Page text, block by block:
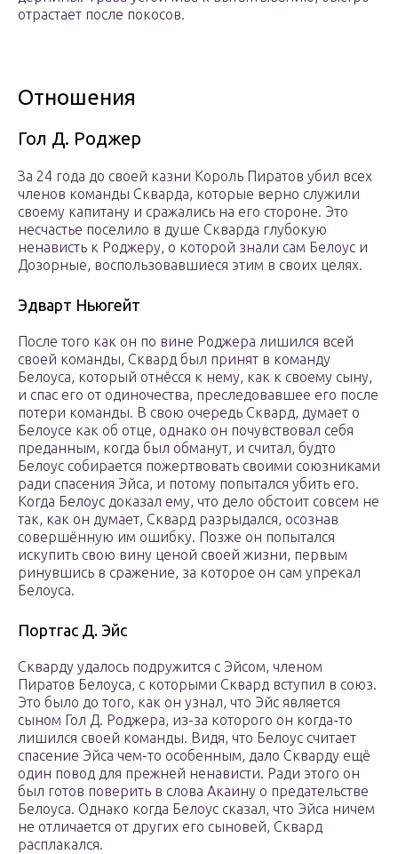
отрастает после покосов.
Отношения
Гол Д. Роджер
За 24 года до своей казни Король Пиратов убил всех
членов команды Скварда, которые верно служили
своему капитану и сражались на его стороне. Это
несчастье поселило в душе Скварда глубокую
ненависть к Роджеру, о которой знали сам Белоус и
Дозорные, воспользовавшиеся этим в своих целях.
Эдварт Ньюгейт
После того как он по вине Роджера лишился всей
своей команды, Сквард был принят в команду
Белоуса, который отнёсся к нему, как к своему сыну,
и спас его от одиночества, преследовавшее его после
потери команды. В свою очередь Сквард, думает о
Белоусе как об отце, однако он почувствовал себя
преданным, когда был обманут, и считал, будто
Белоус собирается пожертвовать своими союзниками
ради спасения Эйса, и потому попытался убить его.
Когда Белоус доказал ему, что дело обстоит совсем не
так, как он думает, Сквард разрыдался, осознав
совершённую им ошибку. Позже он попытался
искупить свою вину ценой своей жизни, первым
ринувшись в сражение, за которое он сам упрекал
Белоуса.
Портгас Д. Эйс
Скварду удалось подружится с Эйсом, членом
Пиратов Белоуса, с которыми Сквард вступил в союз.
Это было до того, как он узнал, что Эйс является
сыном Гол Д. Роджера, из-за которого он когда-то
лишился своей команды. Видя, что Белоус считает
спасение Эйса чем-то особенным, дало Скварду ещё
один повод для прежней ненависти. Ради этого он
был готов поверить в слова Акаину о предательстве
Белоуса. Однако когда Белоус сказал, что Эйса ничем
не отличается от других его сыновей, Сквард
расплакался.